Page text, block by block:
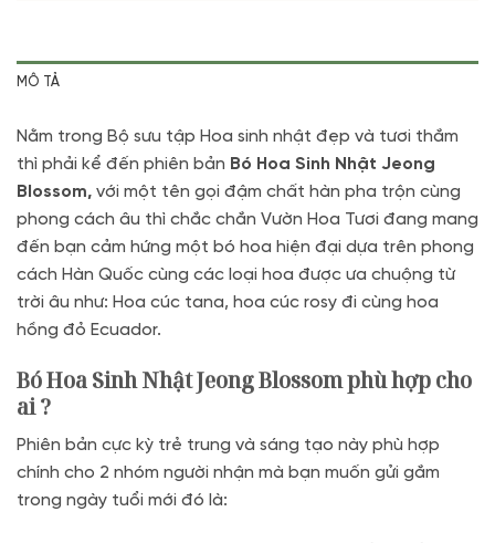
MÔ TẢ
Nằm trong Bộ sưu tập Hoa sinh nhật đẹp và tươi thắm
thì phải kể đến phiên bản Bó Hoa Sinh Nhật Jeong
Blossom, với một tên gọi đậm chất hàn pha trộn cùng
phong cách âu thì chắc chắn Vườn Hoa Tươi đang mang
đến bạn cảm hứng một bó hoa hiện đại dựa trên phong
cách Hàn Quốc cùng các loại hoa được ưa chuộng từ
trời âu như: Hoa cúc tana, hoa cúc rosy đi cùng hoa
hồng đỏ Ecuador.
Bó Hoa Sinh Nhật Jeong Blossom phù hợp cho
ai ?
Phiên bản cực kỳ trẻ trung và sáng tạo này phù hợp
chính cho 2 nhóm người nhận mà bạn muốn gửi gắm
trong ngày tuổi mới đó là: